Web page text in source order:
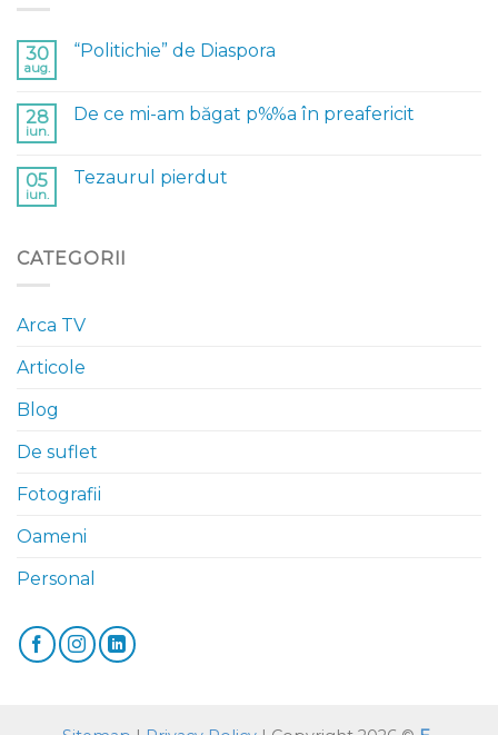
30
aug.
“Politichie” de Diaspora
28
iun.
De ce mi-am băgat p%%a în preafericit
05
iun.
Tezaurul pierdut
CATEGORII
Arca TV
Articole
Blog
De suflet
Fotografii
Oameni
Personal